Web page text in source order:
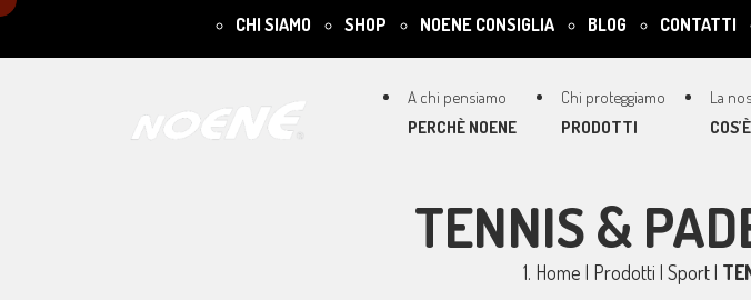
CHI SIAMO SHOP NOENE CONSIGLIA BLOG CONTATTI
PERCHÈ NOENE PRODOTTI
TENNIS &
Home | Prodotti | Sport|